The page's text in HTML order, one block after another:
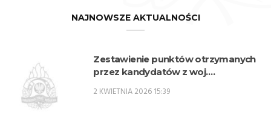
NAJNOWSZE AKTUALNOŚCI
Zestawienie punktów otrzymanych
przez kandydatów z woj.
przeszkolenie zawodowe
2 KWIETNIA 2026 15:39